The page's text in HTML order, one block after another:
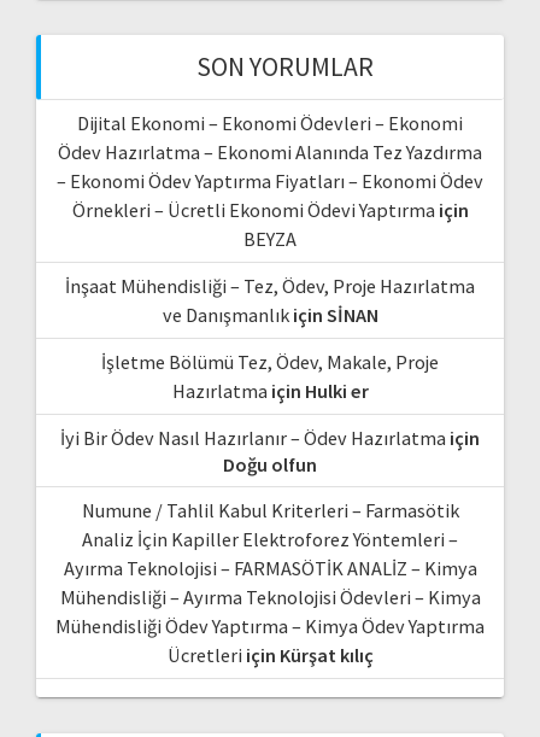
SON YORUMLAR
Dijital Ekonomi – Ekonomi Ödevleri – Ekonomi
Ödev Hazırlatma – Ekonomi Alanında Tez Yazdırma
– Ekonomi Ödev Yaptırma Fiyatları – Ekonomi Ödev
Örnekleri – Ücretli Ekonomi Ödevi Yaptırma için
BEYZA
İnşaat Mühendisliği – Tez, Ödev, Proje Hazırlatma
ve Danışmanlıkiçin SİNAN
İşletme Bölümü Tez, Ödev, Makale, Proje
Hazırlatma için Hulki er
İyi Bir Ödev Nasıl Hazırlanır – Ödev Hazırlatma için
Doğu olfun
Numune / Tahlil Kabul Kriterleri – Farmasötik
Analiz İçin Kapiller Elektroforez Yöntemleri –
Ayırma Teknolojisi – FARMASÖTİK ANALİZ – Kimya
Mühendisliği – Ayırma Teknolojisi Ödevleri – Kimya
Mühendisliği Ödev Yaptırma – Kimya Ödev Yaptırma
Ücretleri için Kürşat kılıç